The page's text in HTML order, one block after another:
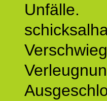
Unfälle.